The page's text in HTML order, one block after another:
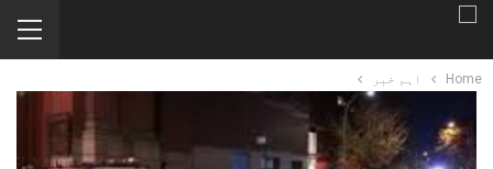
Home اہم خبر